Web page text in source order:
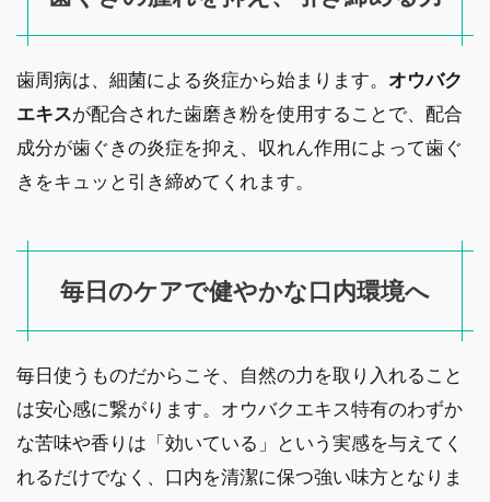
歯周病は、細菌による炎症から始まります。 オウバク
エキスが配合された歯磨き粉を使用することで、配合
成分が歯ぐきの炎症を抑え、収れん作用によって歯ぐ
きをキュッと引き締めてくれます。
毎日のケアで健やかな口内環境へ
毎日使うものだからこそ、自然の力を取り入れること
は安心感に繋がります。オウバクエキス特有のわずか
な苦味や香りは「効いている」という実感を与えてく
れるだけでなく、口内を清潔に保つ強い味方となりま